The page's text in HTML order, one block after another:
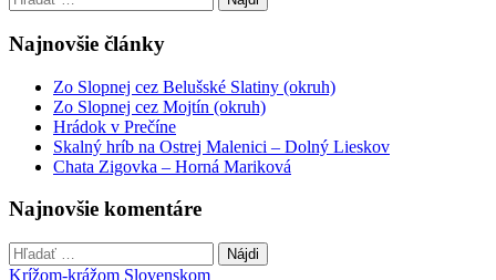
Najnovšie články
Zo Slopnej cez Belušské Slatiny (okruh)
Zo Slopnej cez Mojtín (okruh)
Hrádok v Prečíne
Skalný hríb na Ostrej Malenici – Dolný Lieskov
Chata Zigovka – Horná Mariková
Najnovšie komentáre
Hľadať:
Krížom-krážom Slovenskom